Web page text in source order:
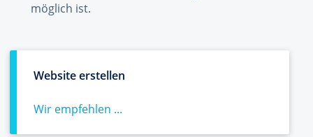
möglich ist.
Website erstellen
Wir empfehlen ...